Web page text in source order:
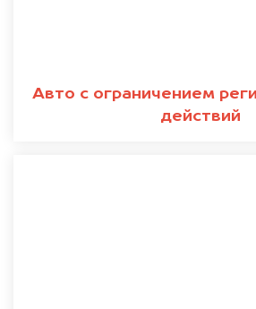
Авто с ограничением
действий